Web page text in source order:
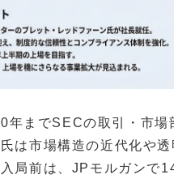
までSECの取引・市場
は市場構造の近代化や
局前は、JPモルガンで